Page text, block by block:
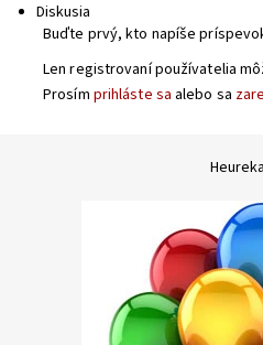
Diskusia
Buďte prvý, kto napíše
Len registrovaní používatelia
Prosím prihláste sa alebo sa